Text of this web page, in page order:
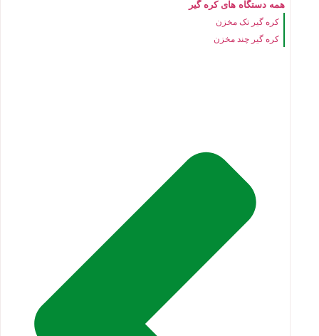
همه دستگاه های کره گیر
کره گیر تک مخزن
کره گیر چند مخزن